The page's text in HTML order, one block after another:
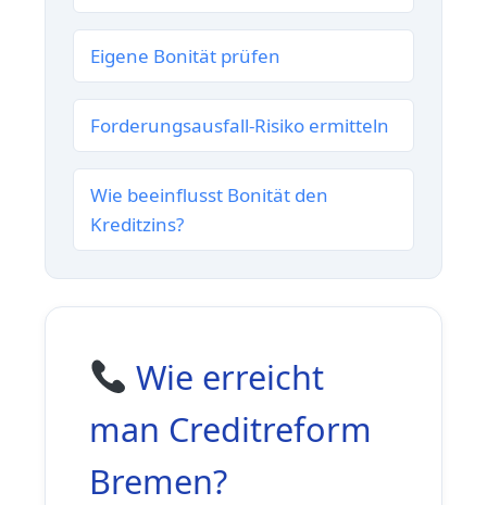
Eigene Bonität prüfen
Forderungsausfall-Risiko ermitteln
Wie beeinflusst Bonität den
Kreditzins?
Wie erreicht
man Creditreform
Bremen?